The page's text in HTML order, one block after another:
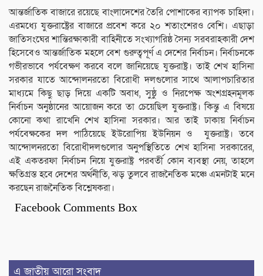
আন্তর্জাতিক বাজারে রয়েছে বাংলাদেশের তৈরি পোশাকের ব্যাপক চাহিদা।
এরমধ্যে যুক্তরাষ্ট্রের বাজারে প্রবেশ করে ২০ শতাংশেরও বেশি। এছাড়া
জাতিসংঘের শান্তিরক্ষাকারী বাহিনীতে সংখ্যাগরিষ্ঠ সৈন্য সরবরাহকারী দেশ
হিসেবেও আন্তর্জাতিক মহলে বেশ গুরুত্বপূর্ণ এ দেশের নির্বাচন। নির্বাচনকে
গভীরভাবে পর্যবেক্ষণ করবে বলে জানিয়েছে যুক্তরাষ্ট্র। তাই শেখ হাসিনা
সরকার যাতে আন্দোলনরতো বিরোধী দলগুলোর সাথে আলাপচারিতার
মাধ্যমে কিছু ছাড় দিয়ে একটি অবাধ, সুষ্ঠু ও নিরপেক্ষ অংশগ্রহনমূলক
নির্বাচন অনুষ্ঠানের আয়োজন করে তা চেয়েছিল যুক্তরাষ্ট্র। কিন্তু এ বিষয়ে
কোনো কথা রাখেনি শেখ হাসিনা সরকার। আর তাই ঢাকায় নির্বাচন
পর্যবেক্ষকের দল পাঠিয়েছে ইউরোপিয় ইউনিয়ন ও যুক্তরাষ্ট্র। তবে
আন্দোলনরতো বিরোধীদলগুলোর অনুপস্থিতিতে শেখ হাসিনা সরকারের,
এই একতরফা নির্বাচন নিয়ে যুক্তরাষ্ট্র পরবর্তী কোন ব্যবস্থা নেয়, তাহলে
ক্ষতিগ্রস্ত হবে দেশের অর্থনীতি, ঝড় তুলবে রাজনৈতিক মঞ্চে এমনটাই মনে
করছেন রাজনৈতিক বিশ্লেষকরা।
Facebook Comments Box
এ জাতীয় আরো সংবাদ